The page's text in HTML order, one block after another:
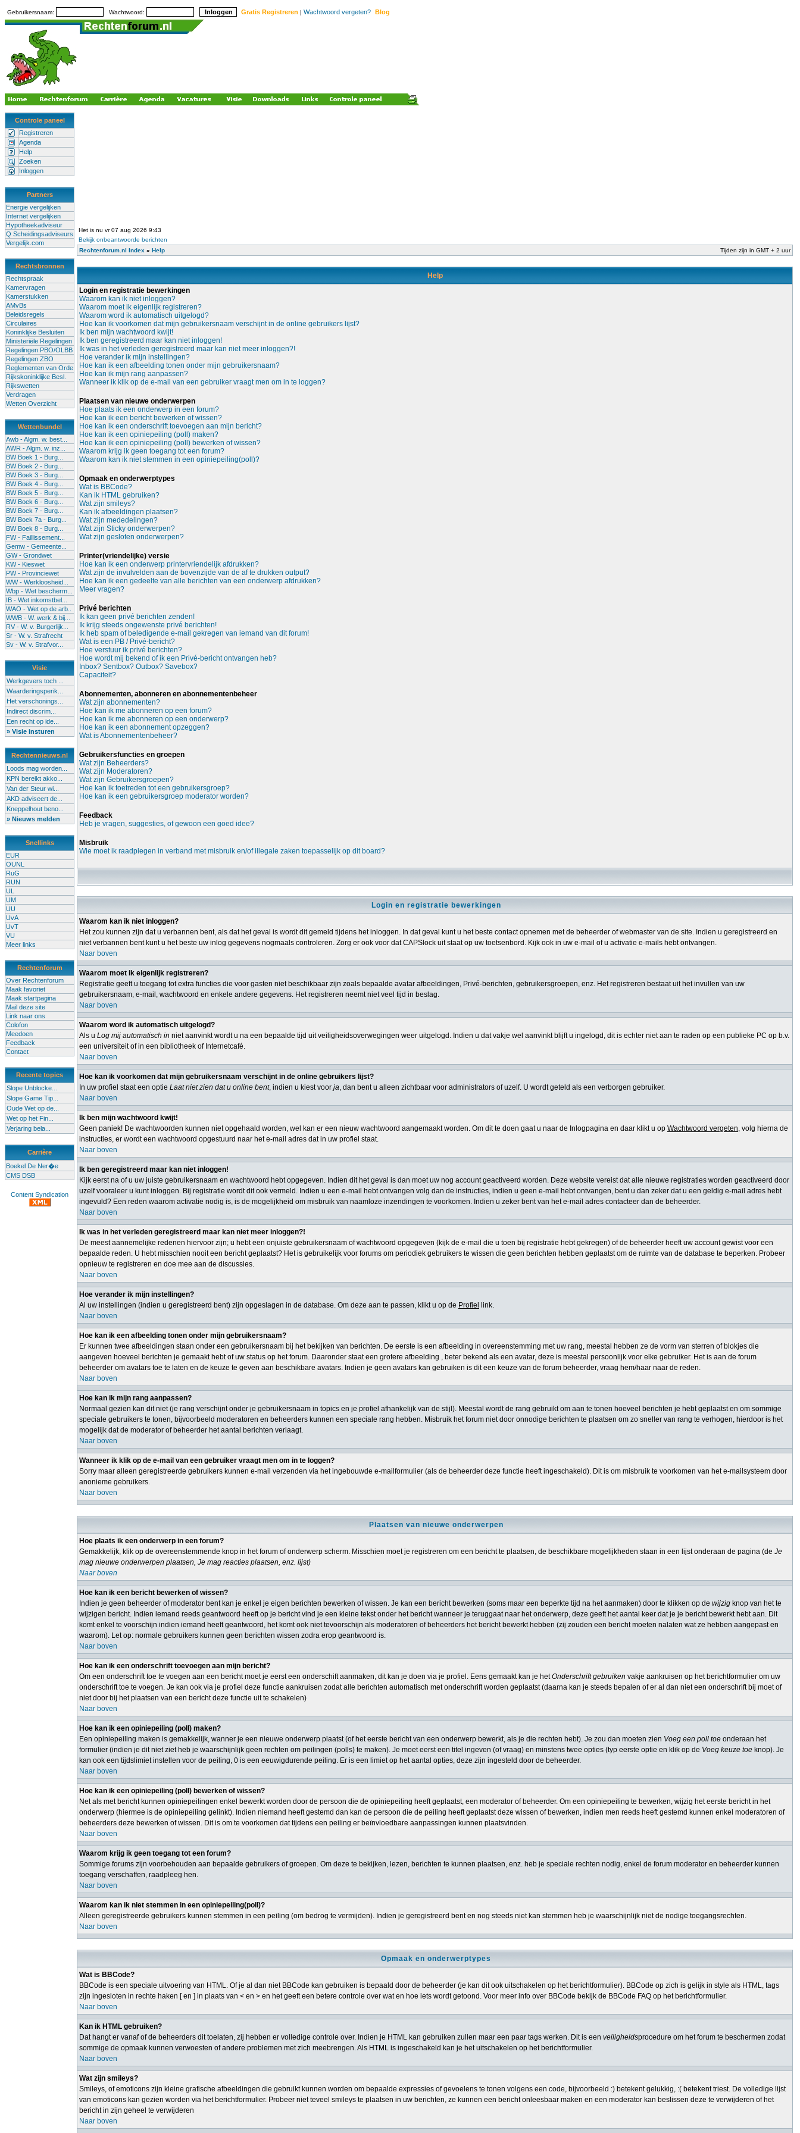
Gebruikersnaam: Wachtwoord: Gratis Registreren | Wachtwoord vergeten? Blog
Controle paneel
Registreren
Agenda
Help
Zoeken
Inloggen
Partners
Energie vergelijken
Internet vergelijken
Hypotheekadviseur
Q Scheidingsadviseurs
Vergelijk.com
Rechtsbronnen
Rechtspraak
Kamervragen
Kamerstukken
AMvBs
Beleidsregels
Circulaires
Koninklijke Besluiten
Ministeriële Regelingen
Regelingen PBO/OLBB
Regelingen ZBO
Reglementen van Orde
Rijkskoninklijke Besl.
Rijkswetten
Verdragen
Wetten Overzicht
Wettenbundel
Awb - Algm. w. best...
AWR - Algm. w. inz...
BW Boek 1 - Burg...
BW Boek 2 - Burg...
BW Boek 3 - Burg...
BW Boek 4 - Burg...
BW Boek 5 - Burg...
BW Boek 6 - Burg...
BW Boek 7 - Burg...
BW Boek 7a - Burg...
BW Boek 8 - Burg...
FW - Faillissement...
Gemw - Gemeente...
GW - Grondwet
KW - Kieswet
PW - Provinciewet
WW - Werkloosheid...
Wbp - Wet bescherm...
IB - Wet inkomstbel...
WAO - Wet op de arb..
WWB - W. werk & bij...
RV - W. v. Burgerlijk...
Sr - W. v. Strafrecht
Sv - W. v. Strafvor...
Visie
Werkgevers toch ...
Waarderingsperik...
Het verschonings...
Indirect discrim...
Een recht op ide...
» Visie insturen
Rechtennieuws.nl
Loods mag worden...
KPN bereikt akko...
Van der Steur wi...
AKD adviseert de...
Kneppelhout beno...
» Nieuws melden
Snellinks
EUR
OUNL
RuG
RUN
UL
UM
UU
UvA
UvT
VU
Meer links
Rechtenforum
Over Rechtenforum
Maak favoriet
Maak startpagina
Mail deze site
Link naar ons
Colofon
Meedoen
Feedback
Contact
Recente topics
Slope Unblocke...
Slope Game Tip...
Oude Wet op de...
Wet op het Fin...
Verjaring bela...
Carrière
Boekel De Ner�e
CMS DSB
Content Syndication
Het is nu vr 07 aug 2026 9:43
Bekijk onbeantwoorde berichten
Rechtenforum.nl Index » Help Tijden zijn in GMT + 2 uur
Help
Login en registratie bewerkingen
Waarom kan ik niet inloggen?
Waarom moet ik eigenlijk registreren?
Waarom word ik automatisch uitgelogd?
Hoe kan ik voorkomen dat mijn gebruikersnaam verschijnt in de online gebruikers lijst?
Ik ben mijn wachtwoord kwijt!
Ik ben geregistreerd maar kan niet inloggen!
Ik was in het verleden geregistreerd maar kan niet meer inloggen?!
Hoe verander ik mijn instellingen?
Hoe kan ik een afbeelding tonen onder mijn gebruikersnaam?
Hoe kan ik mijn rang aanpassen?
Wanneer ik klik op de e-mail van een gebruiker vraagt men om in te loggen?
Plaatsen van nieuwe onderwerpen
Hoe plaats ik een onderwerp in een forum?
Hoe kan ik een bericht bewerken of wissen?
Hoe kan ik een onderschrift toevoegen aan mijn bericht?
Hoe kan ik een opiniepeiling (poll) maken?
Hoe kan ik een opiniepeiling (poll) bewerken of wissen?
Waarom krijg ik geen toegang tot een forum?
Waarom kan ik niet stemmen in een opiniepeiling(poll)?
Opmaak en onderwerptypes
Wat is BBCode?
Kan ik HTML gebruiken?
Wat zijn smileys?
Kan ik afbeeldingen plaatsen?
Wat zijn mededelingen?
Wat zijn Sticky onderwerpen?
Wat zijn gesloten onderwerpen?
Printer(vriendelijke) versie
Hoe kan ik een onderwerp printervriendelijk afdrukken?
Wat zijn de invulvelden aan de bovenzijde van de af te drukken output?
Hoe kan ik een gedeelte van alle berichten van een onderwerp afdrukken?
Meer vragen?
Privé berichten
Ik kan geen privé berichten zenden!
Ik krijg steeds ongewenste privé berichten!
Ik heb spam of beledigende e-mail gekregen van iemand van dit forum!
Wat is een PB / Privé-bericht?
Hoe verstuur ik privé berichten?
Hoe wordt mij bekend of ik een Privé-bericht ontvangen heb?
Inbox? Sentbox? Outbox? Savebox?
Capaciteit?
Abonnementen, abonneren en abonnementenbeheer
Wat zijn abonnementen?
Hoe kan ik me abonneren op een forum?
Hoe kan ik me abonneren op een onderwerp?
Hoe kan ik een abonnement opzeggen?
Wat is Abonnementenbeheer?
Gebruikersfuncties en groepen
Wat zijn Beheerders?
Wat zijn Moderatoren?
Wat zijn Gebruikersgroepen?
Hoe kan ik toetreden tot een gebruikersgroep?
Hoe kan ik een gebruikersgroep moderator worden?
Feedback
Heb je vragen, suggesties, of gewoon een goed idee?
Misbruik
Wie moet ik raadplegen in verband met misbruik en/of illegale zaken toepasselijk op dit board?
Login en registratie bewerkingen
Waarom kan ik niet inloggen?
Het zou kunnen zijn dat u verbannen bent, als dat het geval is wordt dit gemeld tijdens het inloggen. In dat geval kunt u het beste contact opnemen met de beheerder of webmaster van de site. Indien u geregistreerd en
niet verbannen bent kunt u het beste uw inlog gegevens nogmaals controleren. Zorg er ook voor dat CAPSlock uit staat op uw toetsenbord. Kijk ook in uw e-mail of u activatie e-mails hebt ontvangen.
Naar boven
Waarom moet ik eigenlijk registreren?
Registratie geeft u toegang tot extra functies die voor gasten niet beschikbaar zijn zoals bepaalde avatar afbeeldingen, Privé-berichten, gebruikersgroepen, enz. Het registreren bestaat uit het invullen van uw
gebruikersnaam, e-mail, wachtwoord en enkele andere gegevens. Het registreren neemt niet veel tijd in beslag.
Naar boven
Waarom word ik automatisch uitgelogd?
Als u Log mij automatisch in niet aanvinkt wordt u na een bepaalde tijd uit veiligheidsoverwegingen weer uitgelogd. Indien u dat vakje wel aanvinkt blijft u ingelogd, dit is echter niet aan te raden op een publieke PC op b.v.
een universiteit of in een bibliotheek of Internetcafé.
Naar boven
Hoe kan ik voorkomen dat mijn gebruikersnaam verschijnt in de online gebruikers lijst?
In uw profiel staat een optie Laat niet zien dat u online bent, indien u kiest voor ja, dan bent u alleen zichtbaar voor administrators of uzelf. U wordt geteld als een verborgen gebruiker.
Naar boven
Ik ben mijn wachtwoord kwijt!
Geen paniek! De wachtwoorden kunnen niet opgehaald worden, wel kan er een nieuw wachtwoord aangemaakt worden. Om dit te doen gaat u naar de Inlogpagina en daar klikt u op Wachtwoord vergeten, volg hierna de
instructies, er wordt een wachtwoord opgestuurd naar het e-mail adres dat in uw profiel staat.
Naar boven
Ik ben geregistreerd maar kan niet inloggen!
Kijk eerst na of u uw juiste gebruikersnaam en wachtwoord hebt opgegeven. Indien dit het geval is dan moet uw nog account geactiveerd worden. Deze website vereist dat alle nieuwe registraties worden geactiveerd door
uzelf vooraleer u kunt inloggen. Bij registratie wordt dit ook vermeld. Indien u een e-mail hebt ontvangen volg dan de instructies, indien u geen e-mail hebt ontvangen, bent u dan zeker dat u een geldig e-mail adres hebt
ingevuld? Een reden waarom activatie nodig is, is de mogelijkheid om misbruik van naamloze inzendingen te voorkomen. Indien u zeker bent van het e-mail adres contacteer dan de beheerder.
Naar boven
Ik was in het verleden geregistreerd maar kan niet meer inloggen?!
De meest aannemelijke redenen hiervoor zijn; u hebt een onjuiste gebruikersnaam of wachtwoord opgegeven (kijk de e-mail die u toen bij registratie hebt gekregen) of de beheerder heeft uw account gewist voor een
bepaalde reden. U hebt misschien nooit een bericht geplaatst? Het is gebruikelijk voor forums om periodiek gebruikers te wissen die geen berichten hebben geplaatst om de ruimte van de database te beperken. Probeer
opnieuw te registreren en doe mee aan de discussies.
Naar boven
Hoe verander ik mijn instellingen?
Al uw instellingen (indien u geregistreerd bent) zijn opgeslagen in de database. Om deze aan te passen, klikt u op de Profiel
link.
Naar boven
Hoe kan ik een afbeelding tonen onder mijn gebruikersnaam?
Er kunnen twee afbeeldingen staan onder een gebruikersnaam bij het bekijken van berichten. De eerste is een afbeelding in overeenstemming met uw rang, meestal hebben ze de vorm van sterren of blokjes die
aangeven hoeveel berichten je gemaakt hebt of uw status op het forum. Daaronder staat een grotere afbeelding , beter bekend als een avatar, deze is meestal persoonlijk voor elke gebruiker. Het is aan de forum
beheerder om avatars toe te laten en de keuze te geven aan beschikbare avatars. Indien je geen avatars kan gebruiken is dit een keuze van de forum beheerder, vraag hem/haar naar de reden.
Naar boven
Hoe kan ik mijn rang aanpassen?
Normaal gezien kan dit niet (je rang verschijnt onder je gebruikersnaam in topics en je profiel afhankelijk van de stijl). Meestal wordt de rang gebruikt om aan te tonen hoeveel berichten je hebt geplaatst en om sommige
speciale gebruikers te tonen, bijvoorbeeld moderatoren en beheerders kunnen een speciale rang hebben. Misbruik het forum niet door onnodige berichten te plaatsen om zo sneller van rang te verhogen, hierdoor is het
mogelijk dat de moderator of beheerder het aantal berichten verlaagt.
Naar boven
Wanneer ik klik op de e-mail van een gebruiker vraagt men om in te loggen?
Sorry maar alleen geregistreerde gebruikers kunnen e-mail verzenden via het ingebouwde e-mailformulier (als de beheerder deze functie heeft ingeschakeld). Dit is om misbruik te voorkomen van het e-mailsysteem door
anonieme gebruikers.
Naar boven
Plaatsen van nieuwe onderwerpen
Hoe plaats ik een onderwerp in een forum?
Gemakkelijk, klik op de overeenstemmende knop in het forum of onderwerp scherm. Misschien moet je registreren om een bericht te plaatsen, de beschikbare mogelijkheden staan in een lijst onderaan de pagina (de Je
mag nieuwe onderwerpen plaatsen, Je mag reacties plaatsen, enz. lijst)
Naar boven
Hoe kan ik een bericht bewerken of wissen?
Indien je geen beheerder of moderator bent kan je enkel je eigen berichten bewerken of wissen. Je kan een bericht bewerken (soms maar een beperkte tijd na het aanmaken) door te klikken op de wijzig knop van het te
wijzigen bericht. Indien iemand reeds geantwoord heeft op je bericht vind je een kleine tekst onder het bericht wanneer je teruggaat naar het onderwerp, deze geeft het aantal keer dat je je bericht bewerkt hebt aan. Dit
komt enkel te voorschijn indien iemand heeft geantwoord, het komt ook niet tevoorschijn als moderatoren of beheerders het bericht bewerkt hebben (zij zouden een bericht moeten nalaten wat ze hebben aangepast en
waarom). Let op: normale gebruikers kunnen geen berichten wissen zodra erop geantwoord is.
Naar boven
Hoe kan ik een onderschrift toevoegen aan mijn bericht?
Om een onderschrift toe te voegen aan een bericht moet je eerst een onderschift aanmaken, dit kan je doen via je profiel. Eens gemaakt kan je hetOnderschrift gebruiken vakje aankruisen op het berichtformulier om uw
onderschrift toe te voegen. Je kan ook via je profiel deze functie aankruisen zodat alle berichten automatisch met onderschrift worden geplaatst (daarna kan je steeds bepalen of er al dan niet een onderschrift bij moet of
niet door bij het plaatsen van een bericht deze functie uit te schakelen)
Naar boven
Hoe kan ik een opiniepeiling (poll) maken?
Een opiniepeiling maken is gemakkelijk, wanner je een nieuwe onderwerp plaatst (of het eerste bericht van een onderwerp bewerkt, als je die rechten hebt). Je zou dan moeten zien Voeg een poll toe onderaan het
formulier (indien je dit niet ziet heb je waarschijnlijk geen rechten om peilingen (polls) te maken). Je moet eerst een titel ingeven (of vraag) en minstens twee opties (typ eerste optie en klik op de Voeg keuze toe knop). Je
kan ook een tijdslimiet instellen voor de peiling, 0 is een eeuwigdurende peiling. Er is een limiet op het aantal opties, deze zijn ingesteld door de beheerder.
Naar boven
Hoe kan ik een opiniepeiling (poll) bewerken of wissen?
Net als met bericht kunnen opiniepeilingen enkel bewerkt worden door de persoon die de opiniepeiling heeft geplaatst, een moderator of beheerder. Om een opiniepeiling te bewerken, wijzig het eerste bericht in het
onderwerp (hiermee is de opiniepeiling gelinkt). Indien niemand heeft gestemd dan kan de persoon die de peiling heeft geplaatst deze wissen of bewerken, indien men reeds heeft gestemd kunnen enkel moderatoren of
beheerders deze bewerken of wissen. Dit is om te voorkomen dat tijdens een peiling er beïnvloedbare aanpassingen kunnen plaatsvinden.
Naar boven
Waarom krijg ik geen toegang tot een forum?
Sommige forums zijn voorbehouden aan bepaalde gebruikers of groepen. Om deze te bekijken, lezen, berichten te kunnen plaatsen, enz. heb je speciale rechten nodig, enkel de forum moderator en beheerder kunnen
toegang verschaffen, raadpleeg hen.
Naar boven
Waarom kan ik niet stemmen in een opiniepeiling(poll)?
Alleen geregistreerde gebruikers kunnen stemmen in een peiling (om bedrog te vermijden). Indien je geregistreerd bent en nog steeds niet kan stemmen heb je waarschijnlijk niet de nodige toegangsrechten.
Naar boven
Opmaak en onderwerptypes
Wat is BBCode?
BBCode is een speciale uitvoering van HTML. Of je al dan niet BBCode kan gebruiken is bepaald door de beheerder (je kan dit ook uitschakelen op het berichtformulier). BBCode op zich is gelijk in style als HTML, tags
zijn ingesloten in rechte haken [ en ] in plaats van < en > en het geeft een betere controle over wat en hoe iets wordt getoond. Voor meer info over BBCode bekijk de BBCode FAQ op het berichtformulier.
Naar boven
Kan ik HTML gebruiken?
Dat hangt er vanaf of de beheerders dit toelaten, zij hebben er volledige controle over. Indien je HTML kan gebruiken zullen maar een paar tags werken. Dit is een veiligheidsprocedure om het forum te beschermen zodat
sommige de opmaak kunnen verwoesten of andere problemen met zich meebrengen. Als HTML is ingeschakeld kan je het uitschakelen op het berichtformulier.
Naar boven
Wat zijn smileys?
Smileys, of emoticons zijn kleine grafische afbeeldingen die gebruikt kunnen worden om bepaalde expressies of gevoelens te tonen volgens een code, bijvoorbeeld :) betekent gelukkig, :( betekent triest. De volledige lijst
van emoticons kan gezien worden via het berichtformulier. Probeer niet teveel smileys te plaatsen in uw berichten, ze kunnen een bericht onleesbaar maken en een moderator kan beslissen deze te verwijderen of het
bericht in zijn geheel te verwijderen
Naar boven